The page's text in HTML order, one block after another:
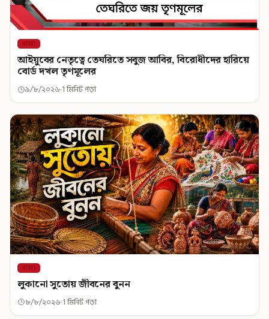
রাজ্য
আইয়ুবের নেতৃত্বে তেঘরিতে সবুজ আবির, বিরোধীদের হারিয়ে
বোর্ড দখল তৃণমূলের
৯/৮/২০২৬ 1 মিনিট পড়া
রাজ্য
লুকানো সুতোয় জীবনের বুনন
৮/৮/২০২৬ 1 মিনিট পড়া